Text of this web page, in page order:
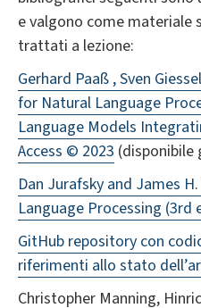
e valgono come materiale
trattati a lezione:
Gerhard Paaß , Sven
for Natural Language
Language Models
Access © 2023
Dan Jurafsky and James
Language Processing (3rd
GitHub repository con
riferimenti allo stato
Christopher Manning,